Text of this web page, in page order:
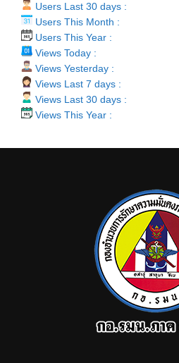
Users Last 30 days :
Users This Month :
Users This Year :
Views Today :
Views Yesterday :
Views Last 7 days :
Views Last 30 days :
Views This Year :